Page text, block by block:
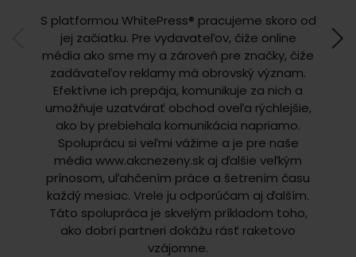
S platformou WhitePress® pracujeme skoro od
jej začiatku. Pre vydavateľov, čiže online
média ako sme my a zároveň pre značky, čiže
zadávateľov reklamy má obrovský význam.
Efektívne ich prepája, komunikuje za nich a
umožňuje uzatvárať obchod oveľa rýchlejšie,
ako by prebiehala komunikácia napriamo.
Spoluprácu si veľmi vážime a je pre naše
média www.akcnezeny.sk aj ďalšie veľkým
prínosom, uľahčením práce a šetrením času
každý mesiac. Vrele ju odporúčam aj ďalším.
Táto spolupráca je skvelým príkladom toho,
ako dobrí partneri dokážu rásť raketovo
vzájomne.